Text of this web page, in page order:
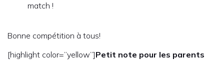
match !
Bonne compétition à tous!
[highlight color=”yellow”]Petit note pour les parents